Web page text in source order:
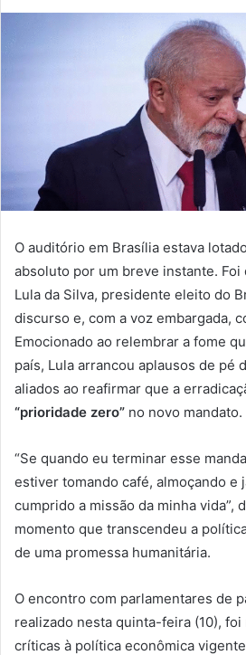
O auditório em Brasília estava
absoluto por um breve instante. Foi
Lula da Silva, presidente eleito do
discurso e, com a voz embargada,
Emocionado ao relembrar a fome
país, Lula arrancou aplausos de pé
aliados ao reafirmar que a
“prioridade zero” no novo mandato.
“Se quando eu terminar esse
estiver tomando café, almoçando e
cumprido a missão da minha vida”,
momento que transcendeu a
de uma promessa humanitária.
O encontro com parlamentares de
realizado nesta quinta-feira (10), foi
críticas à política econômica